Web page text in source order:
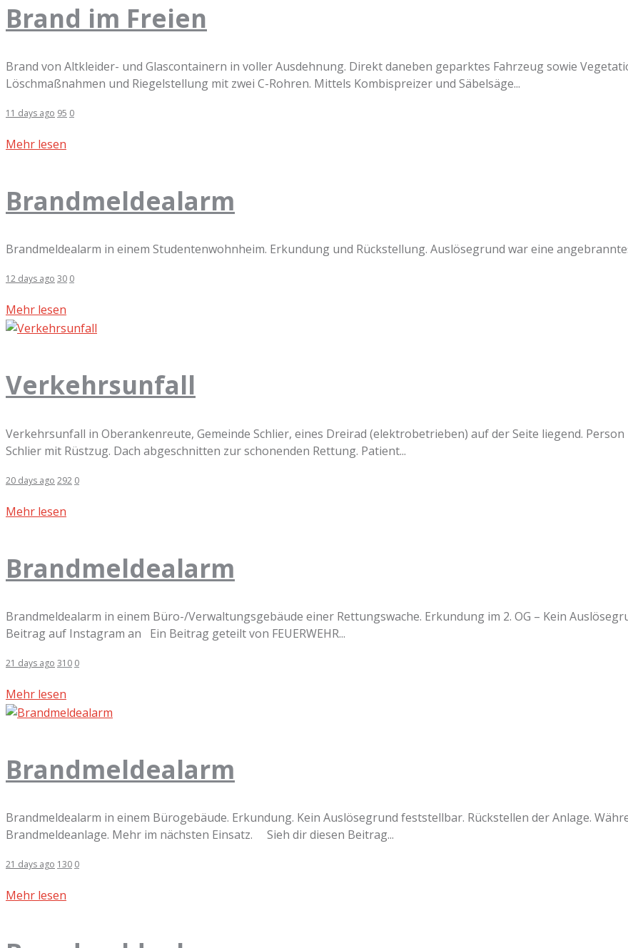
Brand im Freien
Brand von Altkleider- und Glascontainern in voller Ausdehnung. Direkt daneben geparktes Fahrzeug sowie
Löschmaßnahmen und Riegelstellung mit zwei C-Rohren. Mittels Kombispreizer und Säbelsäge...
11 days ago 95 0
Mehr lesen
Brandmeldealarm
Brandmeldealarm in einem Studentenwohnheim. Erkundung und Rückstellung. Auslösegrund war eine
12 days ago 30 0
Mehr lesen
Verkehrsunfall
Verkehrsunfall in Oberankenreute, Gemeinde Schlier, eines Dreirad (elektrobetrieben) auf der Seite liegend.
Schlier mit Rüstzug. Dach abgeschnitten zur schonenden Rettung. Patient...
20 days ago 292 0
Mehr lesen
Brandmeldealarm
Brandmeldealarm in einem Büro-/Verwaltungsgebäude einer Rettungswache. Erkundung im 2. OG – Kein
Beitrag auf Instagram an Ein Beitrag geteilt von FEUERWEHR...
21 days ago 310 0
Mehr lesen
Brandmeldealarm
Brandmeldealarm in einem Bürogebäude. Erkundung. Kein Auslösegrund feststellbar. Rückstellen der Anlage.
Brandmeldeanlage. Mehr im nächsten Einsatz. Sieh dir diesen Beitrag...
21 days ago 130 0
Mehr lesen